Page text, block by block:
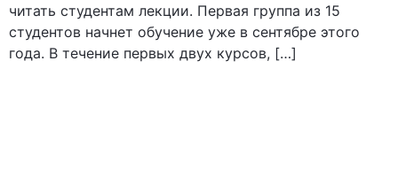
читать студентам лекции. Первая группа из 15
студентов начнет обучение уже в сентябре этого
года. В течение первых двух курсов, […]